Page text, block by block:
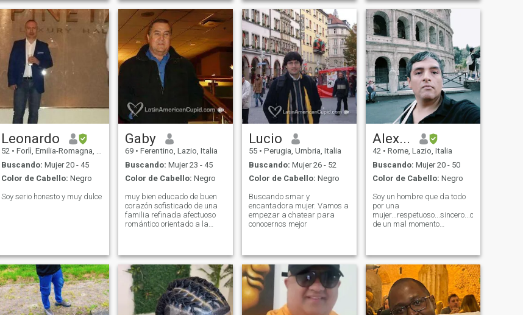
UNICA DONNA PER TUTTO
IL RESTO DELLA MIA VITA DI
CUI SONO INNAMORATO
FOLLEMENTE E ANCH
com a minha filha tenho um
relacionamento lindo e sadio.
SEJA BEM CLARO:NÃO SOU
un crucero con alguien
especial. Estoy muy ocupado
en el trabajo, tengo una
empresa con 20 personas
para administrar. Me
encanta la naturaleza y el
esquí, soy deportivo. Solo
estoy buscando mujeres
serias. Quien no pretende
crear una familia inútil
contacta conmigo.
donna latina, attraente,
molto femminile, dolce e
sincera p
Leonardo
52 • Forlì, Emilia-Romagna, Italia
Buscando: Mujer 20 - 45
Color de Cabello: Negro
Soy serio honesto y muy dulce
Gaby
69 • Ferentino, Lazio, Italia
Buscando: Mujer 23 - 45
Color de Cabello: Negro
muy bien educado de buen
corazón sofisticado de una
familia refinada afectuoso
romántico orientado a la
Lucio
55 • Perugia, Umbria, Italia
Buscando: Mujer 26 - 52
Color de Cabello: Negro
Buscando smar y
encantadora mujer. Vamos a
empezar a chatear para
conocernos mejor
Alex...
42 • Rome, Lazio, Italia
Buscando: Mujer 20 - 50
Color de Cabello: Negro
Soy un hombre que da todo
por una
de un mal momento
recientes...😉